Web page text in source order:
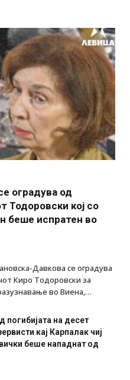
оградува од
Тодоровски кој со
беше испратен во
Давкова се оградува
Киро Тодоровски за
во Виена,…
погибијата на десет
кај Карпалак чиј
беше нападнат од